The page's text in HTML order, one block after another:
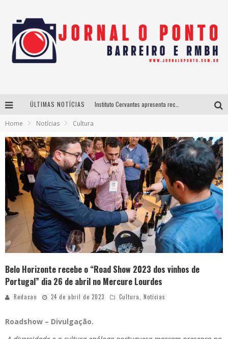
ÚLTIMAS NOTÍCIAS
BH recebe nesta quinta-feira lançamento do jogo “Coleta Seletiva” com roda de conversa entre agentes da sustentabilidade
Projeta Cultura abre inscrições gratuitas em São João del-Rei para oficinas de elaboração de projetos culturais e inteligência artificial
Home Notícias Cultura
Belo Horizonte recebe o “Road Show 2023 dos vinhos de
Portugal” dia 26 de abril no Mercure Lourdes
Redacao 24 de abril de 2023 Cultura, Notícias
Roadshow – Divulgação.